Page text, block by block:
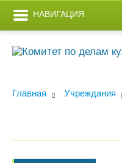
НАВИГАЦИЯ
Главная Учреждания